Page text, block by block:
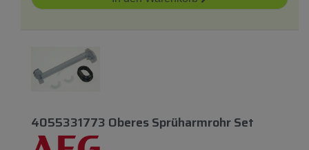
4055331773 Oberes Sprüharmrohr Set